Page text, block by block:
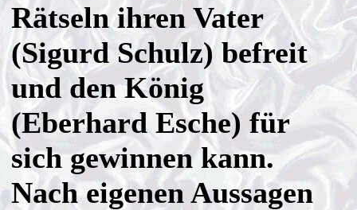
Rätseln ihren Vater
(Sigurd Schulz) befreit
und den König
(Eberhard Esche) für
sich gewinnen kann.
Nach eigenen Aussagen